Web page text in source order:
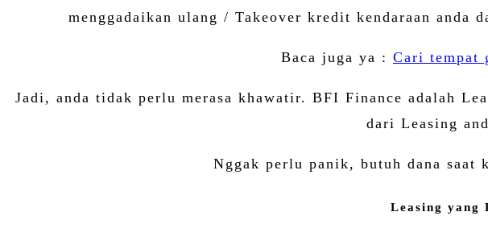
menggadaikan ulang / Takeover kredit kendaraan anda
Baca juga ya : Cari tempat
Jadi, anda tidak perlu merasa khawatir. BFI Finance adalah
dari Leasing
Nggak perlu panik, butuh dana saat
Leasing yang